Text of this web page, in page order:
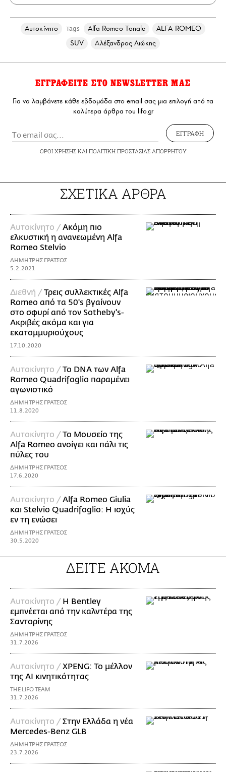
Αυτοκίνητο Tags Alfa Romeo Tonale
ALFA ROMEO
SUV
Αλέξανδρος Λιώκης
ΕΓΓΡΑΦΕΙΤΕ ΣΤΟ NEWSLETTER ΜΑΣ
Για να λαμβάνετε κάθε εβδομάδα στο email σας μια επιλογή από τα
καλύτερα άρθρα του lifo.gr
ΕΓΓΡΑΦΗ
ΟΡΟΙ ΧΡΗΣΗΣΚΑΙ ΠΟΛΙΤΙΚΗ ΠΡΟΣΤΑΣΙΑΣ ΑΠΟΡΡΗΤΟΥ
ΣΧΕΤΙΚΑ ΑΡΘΡΑ
Αυτοκίνητο /Ακόμη πιο
ελκυστική η ανανεωμένη Alfa
Romeo Stelvio
ΔΗΜΗΤΡΗΣ ΓΡΑΤΣΟΣ
5.2.2021
Διεθνή /Τρεις συλλεκτικές Alfa
Romeo από τα 50's βγαίνουν
στο σφυρί από τον Sotheby's-
Aκριβές ακόμα και για
εκατομμυριούχους
17.10.2020
Αυτοκίνητο /Το DNA των Alfa
Romeo Quadrifoglio παραμένει
αγωνιστικό
ΔΗΜΗΤΡΗΣ ΓΡΑΤΣΟΣ
11.8.2020
Αυτοκίνητο /Το Μουσείο της
Alfa Romeo ανοίγει και πάλι τις
πύλες του
ΔΗΜΗΤΡΗΣ ΓΡΑΤΣΟΣ
17.6.2020
Αυτοκίνητο /Alfa Romeo Giulia
και Stelvio Quadrifoglio: Η ισχύς
εν τη ενώσει
ΔΗΜΗΤΡΗΣ ΓΡΑΤΣΟΣ
30.5.2020
ΔΕΙΤΕ ΑΚΟΜΑ
Αυτοκίνητο / Η Bentley
εμπνέεται από την καλντέρα της
Σαντορίνης
ΔΗΜΗΤΡΗΣ ΓΡΑΤΣΟΣ
31.7.2026
Αυτοκίνητο /XPENG: Το μέλλον
της AI κινητικότητας
THE LIFO TEAM
31.7.2026
Αυτοκίνητο /Στην Ελλάδα η νέα
Mercedes-Benz GLB
ΔΗΜΗΤΡΗΣ ΓΡΑΤΣΟΣ
23.7.2026